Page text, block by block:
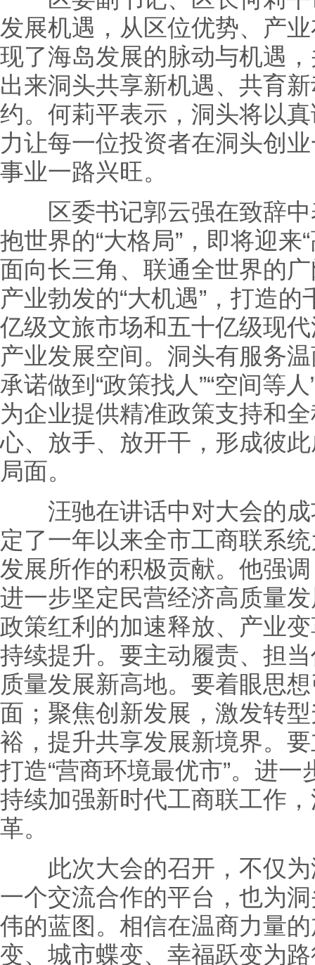
发展机遇，从区位优势、产
现了海岛发展的脉动与机遇
出来洞头共享新机遇、共育
约。何莉平表示，洞头将以
力让每一位投资者在洞头创
事业一路兴旺。
区委书记郭云强在致辞中
抱世界的“大格局”，即将迎来
面向长三角、联通全世界的
产业勃发的“大机遇”，打造
亿级文旅市场和五十亿级现
产业发展空间。洞头有服务
承诺做到“政策找人”“空间等
为企业提供精准政策支持和
心、放手、放开干，形成彼
局面。
汪驰在讲话中对大会的成
定了一年以来全市工商联系
发展所作的积极贡献。他强
进一步坚定民营经济高质量
政策红利的加速释放、产业
持续提升。要主动履责、担
质量发展新高地。要着眼思
面；聚焦创新发展，激发转
裕，提升共享发展新境界。
打造“营商环境最优市”。进
持续加强新时代工商联工作
革。
此次大会的召开，不仅为
一个交流合作的平台，也为
伟的蓝图。相信在温商力量
变、城市蝶变、幸福跃变为